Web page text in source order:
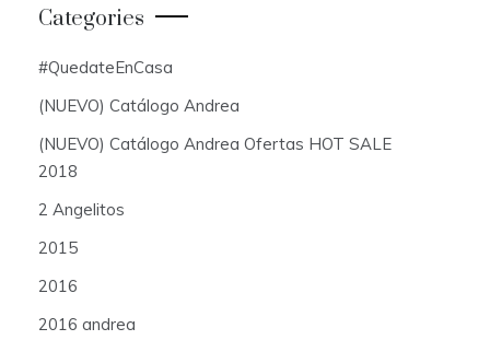
Categories
#QuedateEnCasa
(NUEVO) Catálogo Andrea
(NUEVO) Catálogo Andrea Ofertas HOT SALE
2018
2 Angelitos
2015
2016
2016 andrea